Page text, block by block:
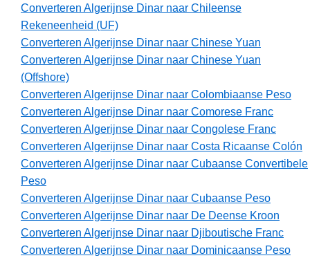
Converteren Algerijnse Dinar naar Chileense
Rekeneenheid (UF)
Converteren Algerijnse Dinar naar Chinese Yuan
Converteren Algerijnse Dinar naar Chinese Yuan
(Offshore)
Converteren Algerijnse Dinar naar Colombiaanse Peso
Converteren Algerijnse Dinar naar Comorese Franc
Converteren Algerijnse Dinar naar Congolese Franc
Converteren Algerijnse Dinar naar Costa Ricaanse Colón
Converteren Algerijnse Dinar naar Cubaanse Convertibele
Peso
Converteren Algerijnse Dinar naar Cubaanse Peso
Converteren Algerijnse Dinar naar De Deense Kroon
Converteren Algerijnse Dinar naar Djiboutische Franc
Converteren Algerijnse Dinar naar Dominicaanse Peso